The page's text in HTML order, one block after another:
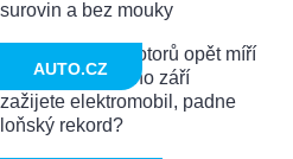
AUTO.CZ